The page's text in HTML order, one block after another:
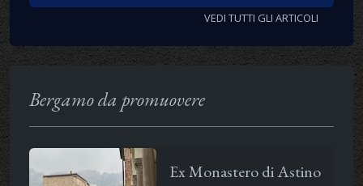
VEDI TUTTI GLI ARTICOLI
Bergamo da promuovere
Ex Monastero di Astino